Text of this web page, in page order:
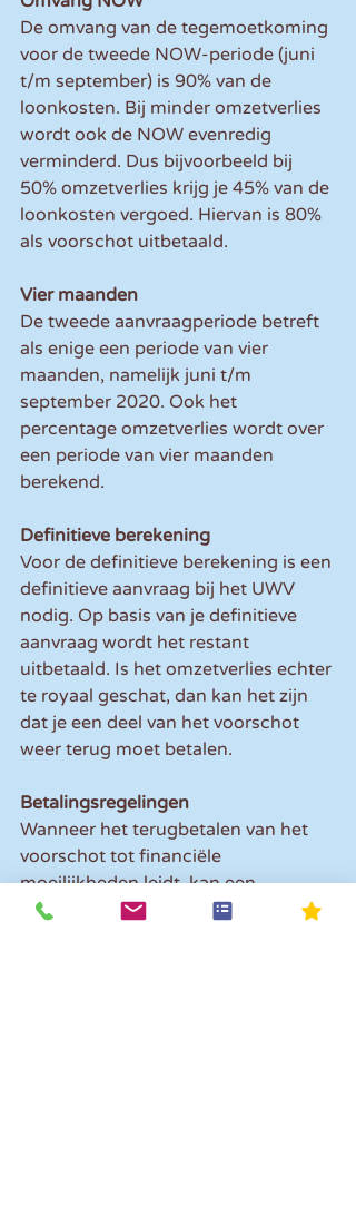
De omvang van de tegemoetkoming
voor de tweede NOW-periode (juni
t/m september) is 90% van de
loonkosten. Bij minder omzetverlies
wordt ook de NOW evenredig
verminderd. Dus bijvoorbeeld bij
50% omzetverlies krijg je 45% van de
loonkosten vergoed. Hiervan is 80%
als voorschot uitbetaald.
Vier maanden
De tweede aanvraagperiode betreft
als enige een periode van vier
maanden, namelijk juni t/m
september 2020. Ook het
percentage omzetverlies wordt over
een periode van vier maanden
berekend.
Definitieve berekening
Voor de definitieve berekening is een
definitieve aanvraag bij het UWV
nodig. Op basis van je definitieve
aanvraag wordt het restant
uitbetaald. Is het omzetverlies echter
te royaal geschat, dan kan het zijn
dat je een deel van het voorschot
weer terug moet betalen.
Betalingsregelingen
Wanneer het terugbetalen van het
voorschot tot financiële
moeilijkheden leidt, kan een
betalingsregeling worden